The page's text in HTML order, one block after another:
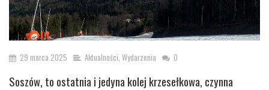
29 marca 2025 Aktualności, Wydarzenia 0
Soszów, to ostatnia i jedyna kolej krzesełkowa, czynna